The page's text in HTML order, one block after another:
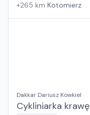
+265 km Kotomierz
Dakkar Dariusz Kowkiel
Cykliniarka